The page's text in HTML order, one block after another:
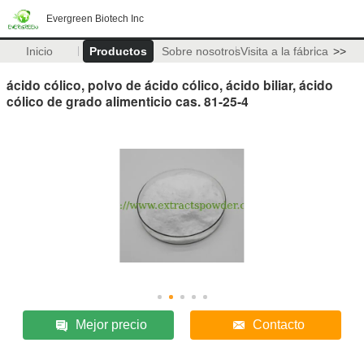
Evergreen Biotech Inc
Inicio Productos Sobre nosotrosVisita a la fábrica >>
ácido cólico, polvo de ácido cólico, ácido biliar, ácido
cólico de grado alimenticio cas. 81-25-4
Mejor precio Contacto